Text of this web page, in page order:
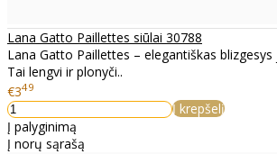
Lana Gatto Paillettes siūlai 30788
Lana Gatto Paillettes – elegantiškas
Tai lengvi ir plonyči..
€349
Į krepšelį
Į palyginimą
Į norų sąrašą